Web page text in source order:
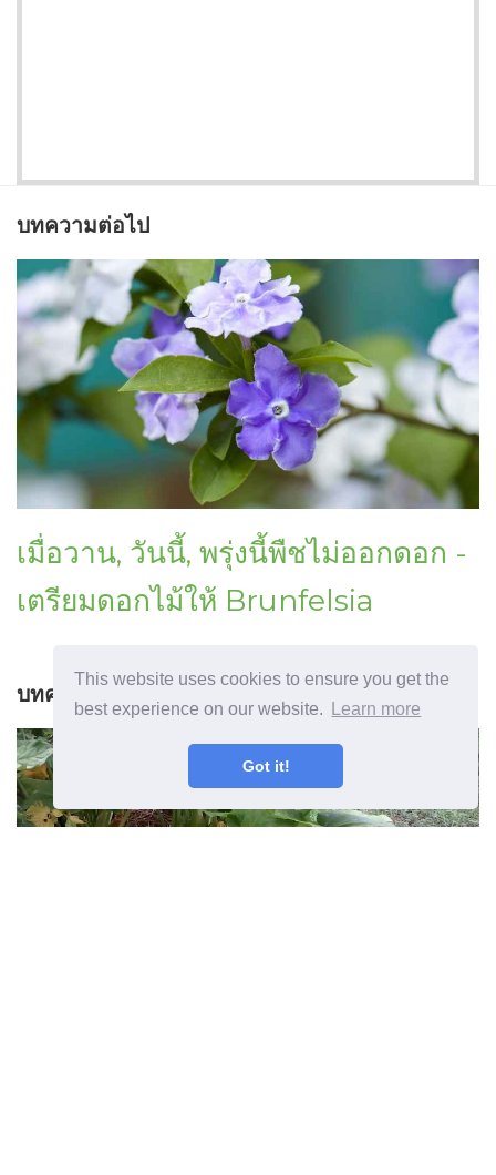
This website uses cookies to ensure you get the
best experience on our website.
Learn more
Got it!
บทความต่อไป
เมื่อวาน, วันนี้, พรุ่งนี้พืชไม่ออกดอก -
เตรียมดอกไม้ให้ Brunfelsia
บทความก่อนหน้า